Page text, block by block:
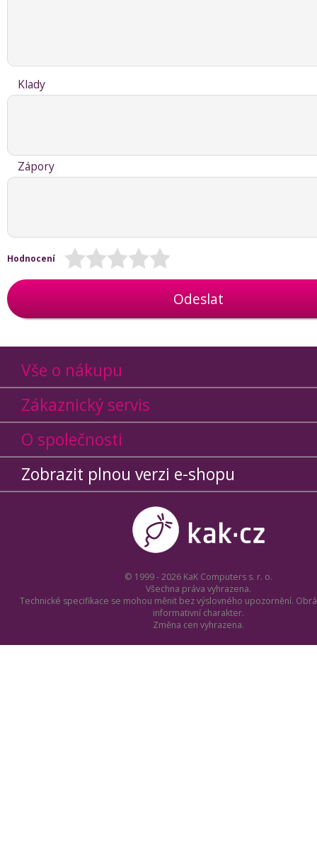
Klady
Zápory
Hodnocení
Odeslat
Vše o nákupu
Zákaznický servis
O společnosti
Zobrazit plnou verzi e-shopu
© 1999 - 2026 KaK Computers s. r. o.
Všechna práva vyhrazena.
Technické specifikace se mohou měnit bez výslovného upozornění.
informativní charakter.
Změna cen vyhrazena.